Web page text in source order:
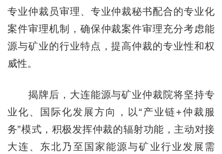
专业仲裁员审理、专业仲裁秘书配合的专业化
案件审理机制，确保仲裁案件审理充分考虑能
源与矿业的行业特点，提高仲裁的专业性和权
威性。
揭牌后，大连能源与矿业仲裁院将坚持专
业化、国际化发展方向，以“产业链+仲裁服
务”模式，积极发挥仲裁的辐射功能，主动对接
大连、东北乃至国家能源与矿业行业发展需